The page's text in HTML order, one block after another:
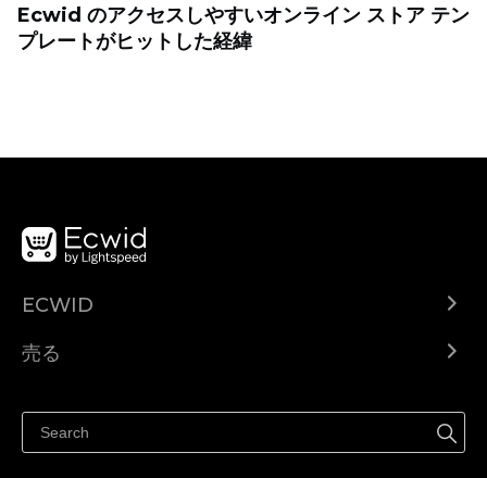
Ecwid のアクセスしやすいオンライン ストア テン
プレートがヒットした経緯
ECWID
ヘルプセンター
売る
Facebookで販売する
Instagramで販売する